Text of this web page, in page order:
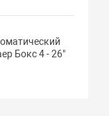
Бокс 4 - 26"